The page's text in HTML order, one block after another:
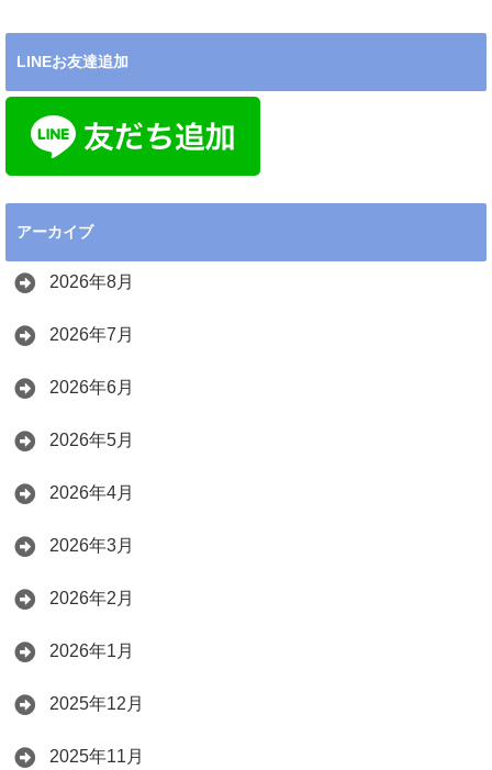
LINEお友達追加
アーカイブ
2026年8月
2026年7月
2026年6月
2026年5月
2026年4月
2026年3月
2026年2月
2026年1月
2025年12月
2025年11月